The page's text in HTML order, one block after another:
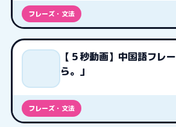
フレーズ・文法
【５秒動画】中国語フレ
ら。」
フレーズ・文法